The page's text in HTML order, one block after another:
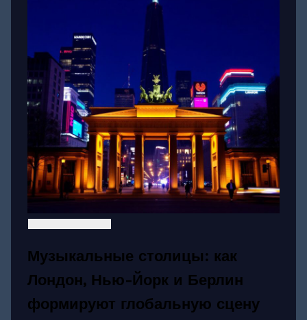
Музыкальные столицы: как
Лондон, Нью-Йорк и Берлин
формируют глобальную сцену